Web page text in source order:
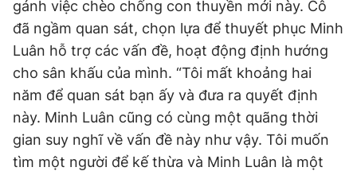
gánh việc chèo chống con thuyền mới này. Cô
đã ngầm quan sát, chọn lựa để thuyết phục Minh
Luân hỗ trợ các vấn đề, hoạt động định hướng
cho sân khấu của mình. “Tôi mất khoảng hai
năm để quan sát bạn ấy và đưa ra quyết định
này. Minh Luân cũng có cùng một quãng thời
gian suy nghĩ về vấn đề này như vậy. Tôi muốn
tìm một người để kế thừa và Minh Luân là một